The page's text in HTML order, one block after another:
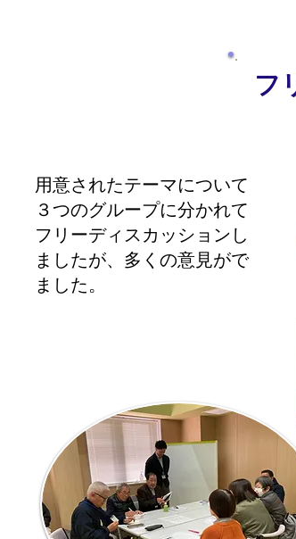
フ
​用意されたテーマについて
３つのグループに分かれて
フリーディスカッションし
ましたが、多くの意見がで
ました。